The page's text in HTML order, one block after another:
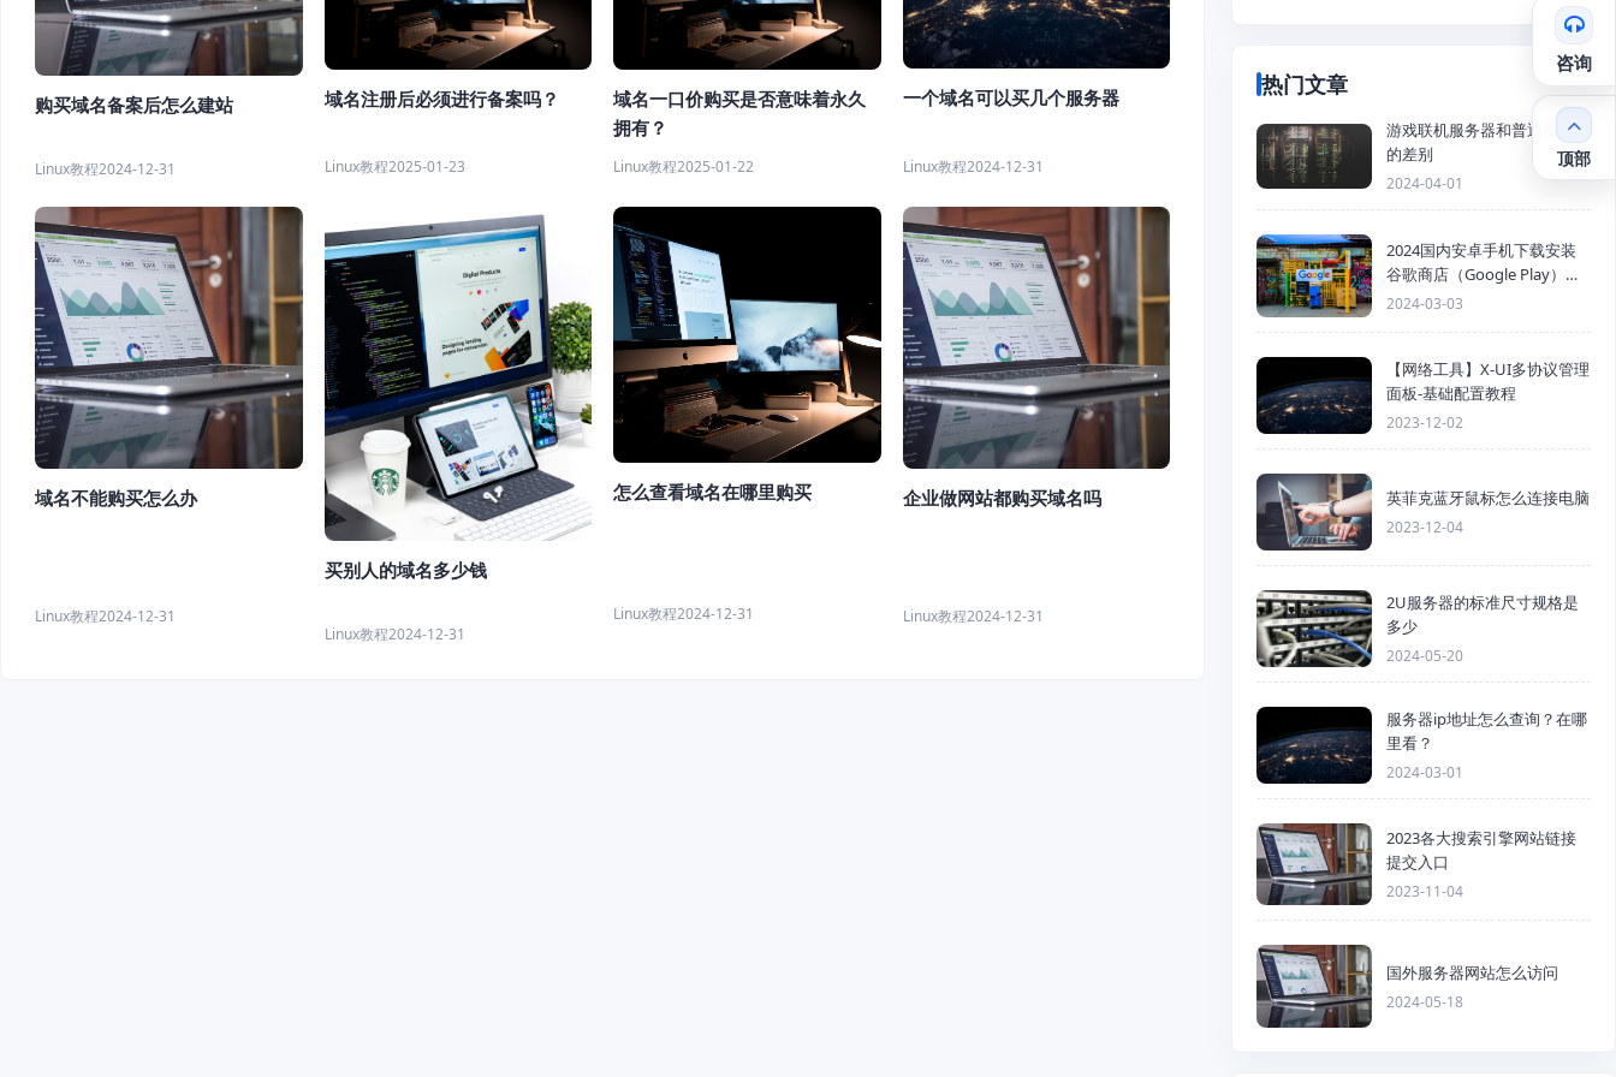
购买域名备案后怎么建站
Linux教程2024-12-31
域名注册后必须进行备案吗？
Linux教程2025-01-23
域名一口价购买是否意味着永久
拥有？
Linux教程2025-01-22
一个域名可以买几个服务器
Linux教程2024-12-31
域名不能购买怎么办
Linux教程2024-12-31
买别人的域名多少钱
Linux教程2024-12-31
怎么查看域名在哪里购买
Linux教程2024-12-31
企业做网站都购买域名吗
Linux教程2024-12-31
热门文章
游戏联机服务器和普通服务器
的差别
2024-04-01
2024国内安卓手机下载安装
谷歌商店（Google Play）详
细步骤
2024-03-03
【网络工具】X-UI多协议管理
面板-基础配置教程
2023-12-02
英菲克蓝牙鼠标怎么连接电脑
2023-12-04
2U服务器的标准尺寸规格是
多少
2024-05-20
服务器ip地址怎么查询？在哪
里看？
2024-03-01
2023各大搜索引擎网站链接
提交入口
2023-11-04
国外服务器网站怎么访问
2024-05-18
咨询
顶部